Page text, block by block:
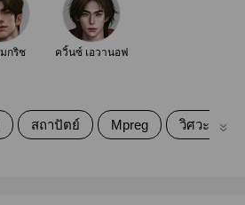
กริช ควิ้นซ์ เอวานอฟ
สถาปัตย์ Mpreg วิศวะสถา